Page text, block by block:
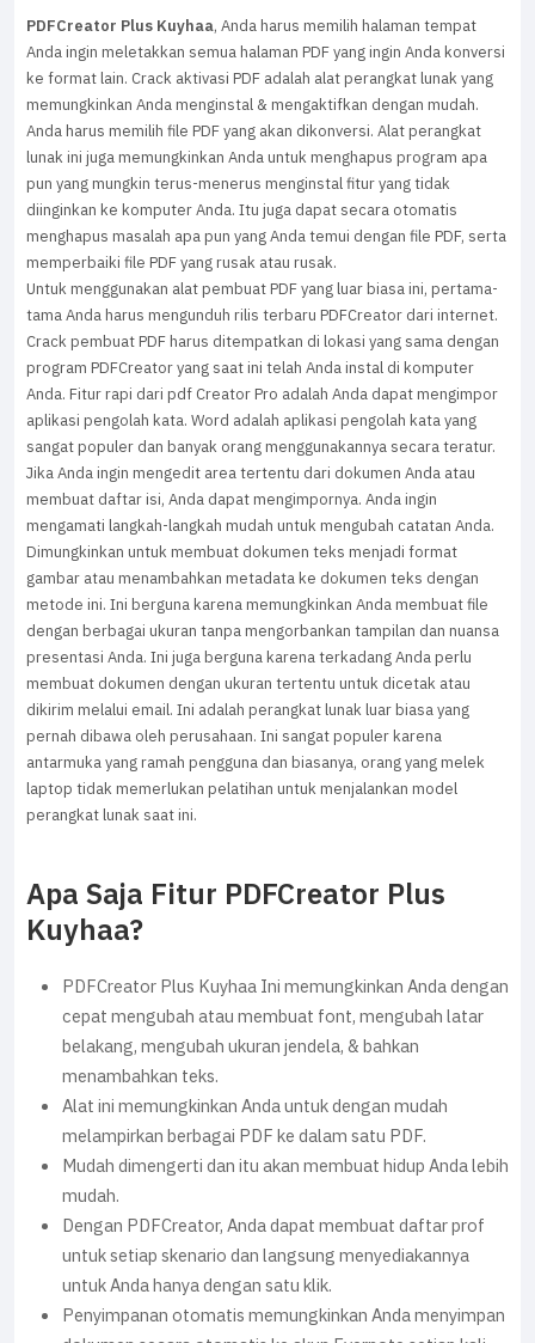
PDFCreator Plus Kuyhaa, Anda harus memilih halaman tempat
Anda ingin meletakkan semua halaman PDF yang ingin Anda konversi
ke format lain. Crack aktivasi PDF adalah alat perangkat lunak yang
memungkinkan Anda menginstal & mengaktifkan dengan mudah.
Anda harus memilih file PDF yang akan dikonversi. Alat perangkat
lunak ini juga memungkinkan Anda untuk menghapus program apa
pun yang mungkin terus-menerus menginstal fitur yang tidak
diinginkan ke komputer Anda. Itu juga dapat secara otomatis
menghapus masalah apa pun yang Anda temui dengan file PDF, serta
memperbaiki file PDF yang rusak atau rusak.
Untuk menggunakan alat pembuat PDF yang luar biasa ini, pertama-
tama Anda harus mengunduh rilis terbaru PDFCreator dari internet.
Crack pembuat PDF harus ditempatkan di lokasi yang sama dengan
program PDFCreator yang saat ini telah Anda instal di komputer
Anda. Fitur rapi dari pdf Creator Pro adalah Anda dapat mengimpor
aplikasi pengolah kata. Word adalah aplikasi pengolah kata yang
sangat populer dan banyak orang menggunakannya secara teratur.
Jika Anda ingin mengedit area tertentu dari dokumen Anda atau
membuat daftar isi, Anda dapat mengimpornya. Anda ingin
mengamati langkah-langkah mudah untuk mengubah catatan Anda.
Dimungkinkan untuk membuat dokumen teks menjadi format
gambar atau menambahkan metadata ke dokumen teks dengan
metode ini. Ini berguna karena memungkinkan Anda membuat file
dengan berbagai ukuran tanpa mengorbankan tampilan dan nuansa
presentasi Anda. Ini juga berguna karena terkadang Anda perlu
membuat dokumen dengan ukuran tertentu untuk dicetak atau
dikirim melalui email. Ini adalah perangkat lunak luar biasa yang
pernah dibawa oleh perusahaan. Ini sangat populer karena
antarmuka yang ramah pengguna dan biasanya, orang yang melek
laptop tidak memerlukan pelatihan untuk menjalankan model
perangkat lunak saat ini.
Apa Saja Fitur PDFCreator Plus
Kuyhaa?
PDFCreator Plus Kuyhaa Ini memungkinkan Anda dengan
cepat mengubah atau membuat font, mengubah latar
belakang, mengubah ukuran jendela, & bahkan
menambahkan teks.
Alat ini memungkinkan Anda untuk dengan mudah
melampirkan berbagai PDF ke dalam satu PDF.
Mudah dimengerti dan itu akan membuat hidup Anda lebih
mudah.
Dengan PDFCreator, Anda dapat membuat daftar prof
untuk setiap skenario dan langsung menyediakannya
untuk Anda hanya dengan satu klik.
Penyimpanan otomatis memungkinkan Anda menyimpan